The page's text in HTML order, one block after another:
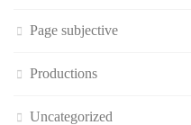
Page subjective
Productions
Uncategorized